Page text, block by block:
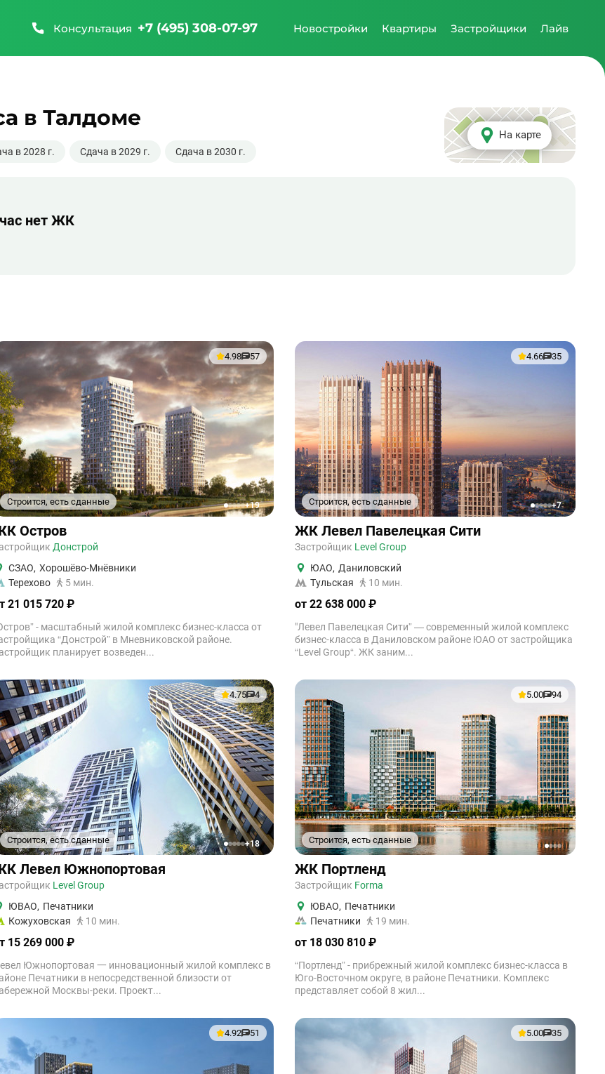
Консультация +7 (495) 308-07-97 Новостройки Квартиры Застройщики Лайв
в Талдоме
в 2028 г. Сдача в 2029 г. Сдача в 2030 г.
На карте
нет ЖК
Строится, есть сданные
4.98 57
12345+19
Остров
Донстрой
СЗАО, Хорошёво-Мнёвники
Терехово
5 мин.
21 015 720 ₽
- масштабный жилой комплекс бизнес-класса от
“Донстрой” в Мневниковской районе.
планирует возведен...
Строится, есть сданные
4.66 35
12345+7
ЖК Левел Павелецкая Сити
Застройщик Level Group
ЮАО, Даниловский
Тульская
10 мин.
от 22 638 000 ₽
"Левел Павелецкая Сити” — современный жилой комплекс
бизнес-класса в Даниловском районе ЮАО от застройщика
“Level Group“. ЖК заним...
Строится, есть сданные
4.75 4
12345+18
Левел Южнопортовая
Level Group
ЮВАО, Печатники
Кожуховская
10 мин.
15 269 000 ₽
Южнопортовая 一 инновационный жилой комплекс в
Печатники в непосредственной близости от
Москвы-реки. Проект...
Строится, есть сданные
5.00 94
1234
ЖК Портленд
Застройщик Forma
ЮВАО, Печатники
Печатники
19 мин.
от 18 030 810 ₽
“Портленд” - прибрежный жилой комплекс бизнес-класса в
Юго-Восточном округе, в районе Печатники. Комплекс
представляет собой 8 жил...
4.92 51 5.00 35